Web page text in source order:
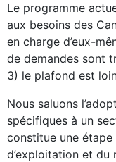
Le programme
aux besoins des
en charge d’eux-
de demandes sont
3) le plafond est
Nous saluons
spécifiques à un
constitue une
d’exploitation et du